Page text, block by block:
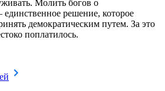
Молить богов о
решение, которое
демократическим путем. За это
поплатилось.